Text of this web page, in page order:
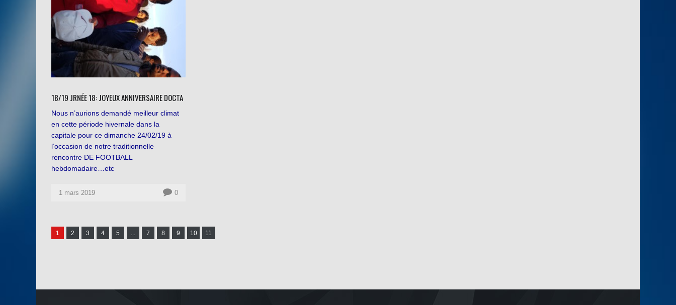
18/19 JRNÉE 18: JOYEUX ANNIVERSAIRE DOCTA
Nous n’aurions demandé meilleur climat
en cette période hivernale dans la
capitale pour ce dimanche 24/02/19 à
l’occasion de notre traditionnelle
rencontre DE FOOTBALL
hebdomadaire…etc
1 mars 2019 0
1 2 3 4 5 ... 7 8 9 10 11